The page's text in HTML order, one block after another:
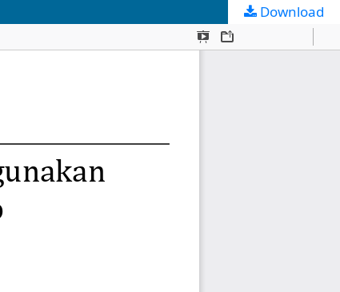
Download